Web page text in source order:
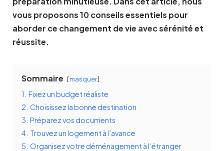
vous proposons 10 conseils essentiels pour
aborder ce changement de vie avec sérénité et
réussite.
Sommaire masquer
1. Fixez un budget réaliste
2. Choisissez la bonne destination
3. Préparez vos documents
4. Trouvez un logement à l’avance
5. Organisez votre déménagement à l’étranger